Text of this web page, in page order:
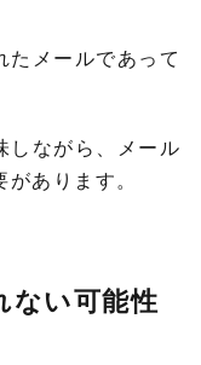
たメールであって
しながら、メール
あります。
ない可能性